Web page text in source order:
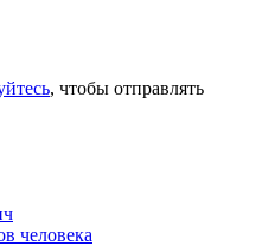
, чтобы отправлять
человека